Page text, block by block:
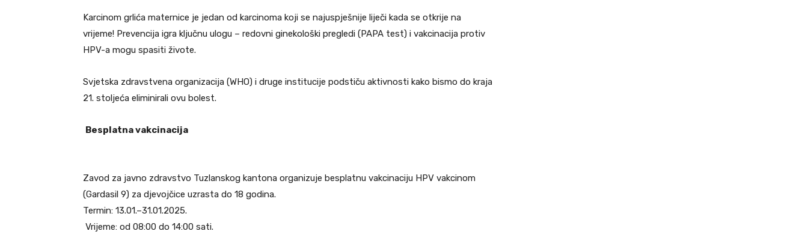
Karcinom grlića maternice je jedan od karcinoma koji se najuspješnije liječi kada se otkrije na
vrijeme! Prevencija igra ključnu ulogu – redovni ginekološki pregledi (PAPA test) i vakcinacija protiv
HPV-a mogu spasiti živote.
Svjetska zdravstvena organizacija (WHO) i druge institucije podstiču aktivnosti kako bismo do kraja
21. stoljeća eliminirali ovu bolest.
Besplatna vakcinacija
Zavod za javno zdravstvo Tuzlanskog kantona organizuje besplatnu vakcinaciju HPV vakcinom
(Gardasil 9) za djevojčice uzrasta do 18 godina.
Termin: 13.01.–31.01.2025.
Vrijeme: od 08:00 do 14:00 sati.